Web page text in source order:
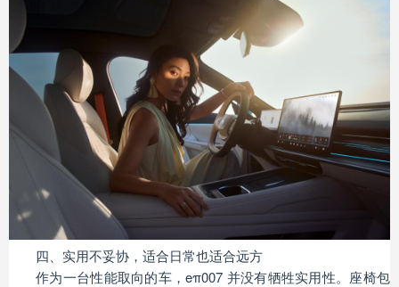
四、实用不妥协，适合日常也适合远方
作为一台性能取向的车，eπ007 并没有牺牲实用性。座椅包